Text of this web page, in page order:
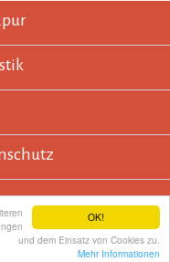
OK!
und dem Einsatz von Cookies zu.
Mehr Informationen
was läuft.